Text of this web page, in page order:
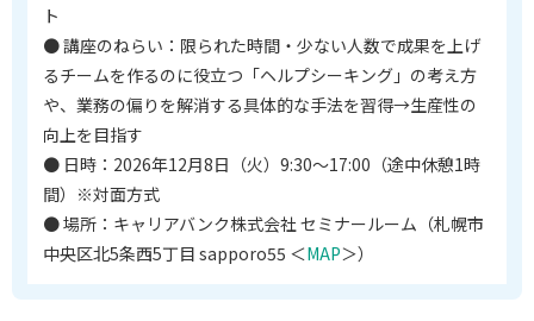
ト
● 講座のねらい：限られた時間・少ない人数で成果を上げ
るチームを作るのに役立つ「ヘルプシーキング」の考え方
や、業務の偏りを解消する具体的な手法を習得→生産性の
向上を目指す
● 日時：2026年12月8日（火）9:30〜17:00（途中休憩1時
間）※対面方式
● 場所：キャリアバンク株式会社 セミナールーム（札幌市
中央区北5条西5丁目 sapporo55 ＜MAP＞）